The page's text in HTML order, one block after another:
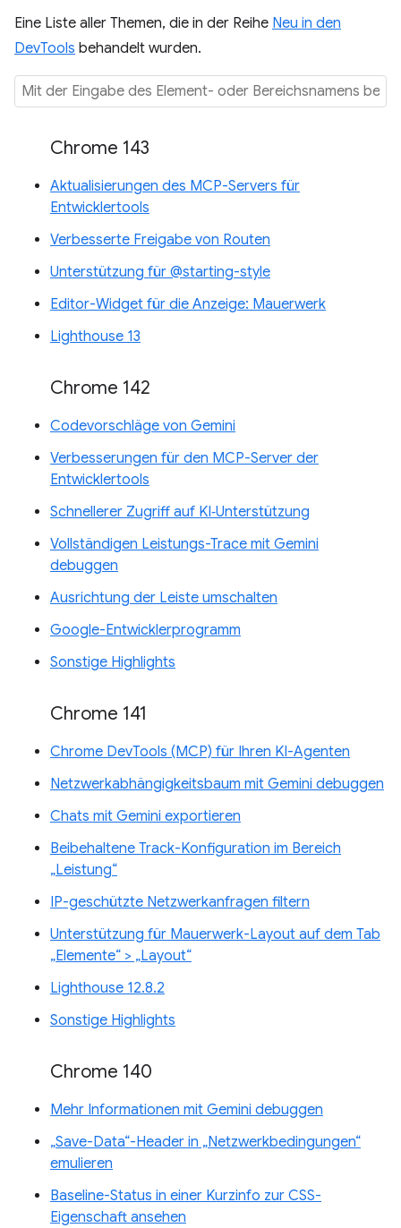
Eine Liste aller Themen, die in der Reihe Neu in den
DevTools behandelt wurden.
Chrome 143
Aktualisierungen des MCP-Servers für
Entwicklertools
Verbesserte Freigabe von Routen
Unterstützung für @starting-style
Editor-Widget für die Anzeige: Mauerwerk
Lighthouse 13
Chrome 142
Codevorschläge von Gemini
Verbesserungen für den MCP-Server der
Entwicklertools
Schnellerer Zugriff auf KI‑Unterstützung
Vollständigen Leistungs-Trace mit Gemini
debuggen
Ausrichtung der Leiste umschalten
Google-Entwicklerprogramm
Sonstige Highlights
Chrome 141
Chrome DevTools (MCP) für Ihren KI-Agenten
Netzwerkabhängigkeitsbaum mit Gemini debuggen
Chats mit Gemini exportieren
Beibehaltene Track-Konfiguration im Bereich
„Leistung“
IP-geschützte Netzwerkanfragen filtern
Unterstützung für Mauerwerk-Layout auf dem Tab
„Elemente“ > „Layout“
Lighthouse 12.8.2
Sonstige Highlights
Chrome 140
Mehr Informationen mit Gemini debuggen
„Save-Data“-Header in „Netzwerkbedingungen“
emulieren
Baseline-Status in einer Kurzinfo zur CSS-
Eigenschaft ansehen